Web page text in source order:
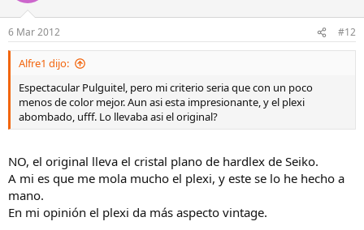
6 Mar 2012 #12
Alfre1 dijo:
Espectacular Pulguitel, pero mi criterio seria que con un poco
menos de color mejor. Aun asi esta impresionante, y el plexi
abombado, ufff. Lo llevaba asi el original?
NO, el original lleva el cristal plano de hardlex de Seiko.
A mi es que me mola mucho el plexi, y este se lo he hecho a
mano.
En mi opinión el plexi da más aspecto vintage.